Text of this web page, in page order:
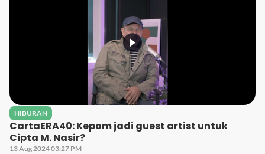
HIBURAN
CartaERA40: Kepom jadi guest artist untuk
Cipta M. Nasir?
13 Aug 2024 03:27 PM